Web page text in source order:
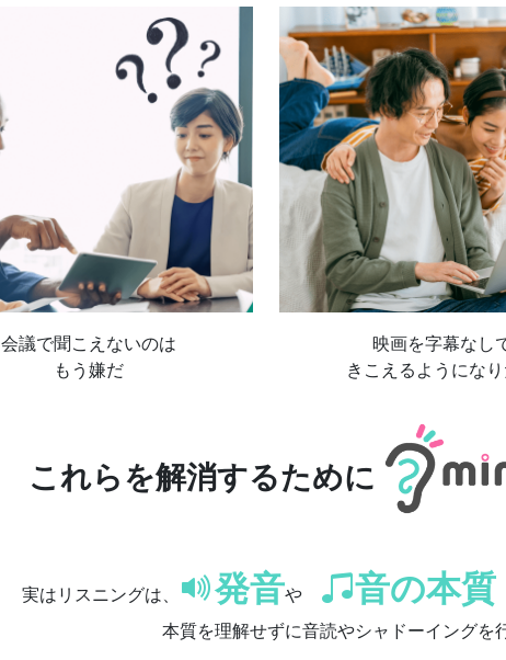
会議で聞こえないのは
もう嫌だ
映画を字幕なし
きこえるようにな
これらを解消するために
実はリスニングは、 発音や 音の本質
本質を理解せずに音読やシャドーイングを